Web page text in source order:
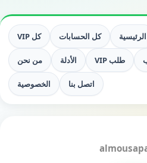
الرئيسية كل الحسابات كل VIP
طلب VIP الأدلة من نحن
اتصل بنا الخصوصية